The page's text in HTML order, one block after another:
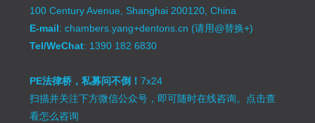
100 Century Avenue, Shanghai 200120, China
E-mail: chambers.yang+dentons.cn (请用@替换+)
Tel/WeChat: 1390 182 6830
PE法律桥，私募问不倒！7x24
扫描并关注下方微信公众号，即可随时在线咨询。 点击查
看怎么咨询